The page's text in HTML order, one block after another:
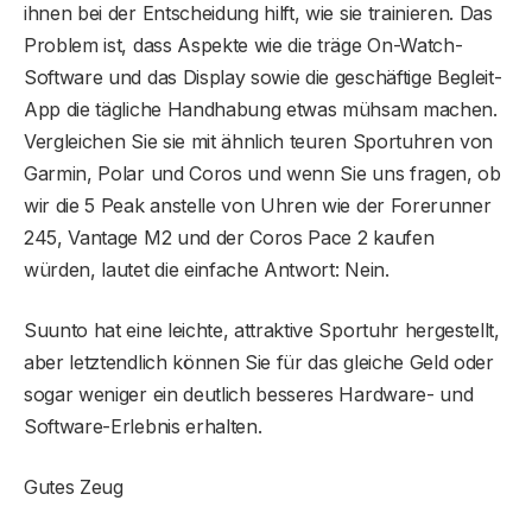
ihnen bei der Entscheidung hilft, wie sie trainieren. Das
Problem ist, dass Aspekte wie die träge On-Watch-
Software und das Display sowie die geschäftige Begleit-
App die tägliche Handhabung etwas mühsam machen.
Vergleichen Sie sie mit ähnlich teuren Sportuhren von
Garmin, Polar und Coros und wenn Sie uns fragen, ob
wir die 5 Peak anstelle von Uhren wie der Forerunner
245, Vantage M2 und der Coros Pace 2 kaufen
würden, lautet die einfache Antwort: Nein.
Suunto hat eine leichte, attraktive Sportuhr hergestellt,
aber letztendlich können Sie für das gleiche Geld oder
sogar weniger ein deutlich besseres Hardware- und
Software-Erlebnis erhalten.
Gutes Zeug